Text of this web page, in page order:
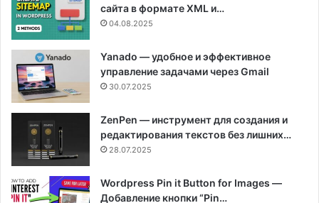
сайта в формате XML и…
04.08.2025
Yanado — удобное и эффективное
управление задачами через Gmail
30.07.2025
ZenPen — инструмент для создания и
редактирования текстов без лишних…
28.07.2025
Wordpress Pin it Button for Images —
Добавление кнопки “Pin…